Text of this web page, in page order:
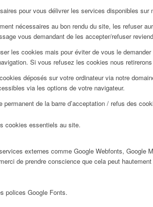
pour vous délivrer les services disponibles
nécessaires au bon rendu du site, les refuser
vous demandant de les accepter/refuser
les cookies mais pour éviter de vous le
Si vous refusez les cookies nous
déposés sur votre ordinateur via notre
via les options de votre navigateur.
permanent de la barre d’acceptation / refus des
cookies essentiels au site.
externes comme Google Webfonts,
de prendre conscience que cela peut
polices Google Fonts.